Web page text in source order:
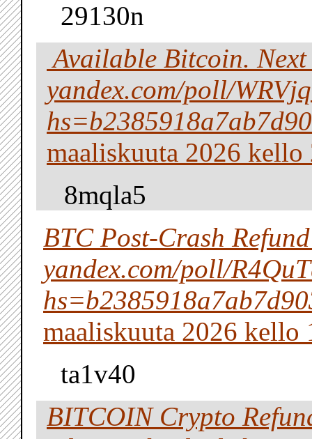
29130n
Available Bitcoin.
yandex.com/poll/
maaliskuuta 2026 kello
8mqla5
BTC Post-Crash
yandex.com/poll/
maaliskuuta 2026 kello
ta1v40
BITCOIN Crypto